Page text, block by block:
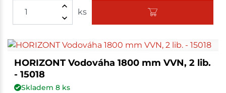
ks
HORIZONT Vodováha 1800 mm VVN, 2 lib.
- 15018
Skladem 8ks